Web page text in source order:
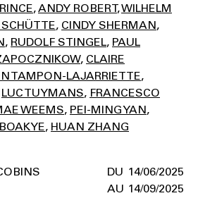
ANDY ROBERT WILHELM
CINDY SHERMAN
RUDOLF STINGEL PAUL
CLAIRE
TAMPON-LAJARRIETTE
LUC TUYMANS FRANCESCO
WEEMS PEI-MING YAN
HUAN ZHANG
14/06/2025
14/09/2025